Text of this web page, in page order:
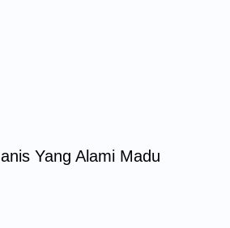
Yang Alami Madu